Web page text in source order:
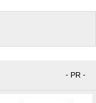
- PR -